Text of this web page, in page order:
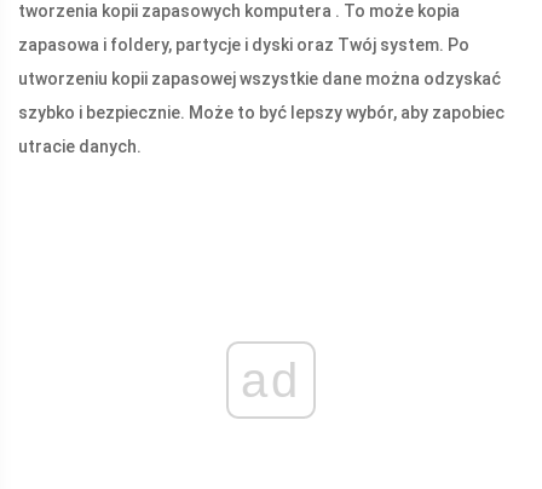
tworzenia kopii zapasowych komputera . To może kopia
zapasowa i foldery, partycje i dyski oraz Twój system. Po
utworzeniu kopii zapasowej wszystkie dane można odzyskać
szybko i bezpiecznie. Może to być lepszy wybór, aby zapobiec
utracie danych.
ad